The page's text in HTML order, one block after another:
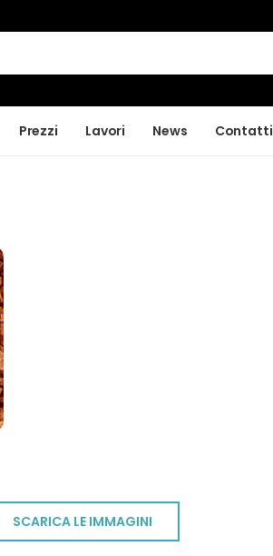
Prezzi Lavori News Contatti
SCARICA LE IMMAGINI